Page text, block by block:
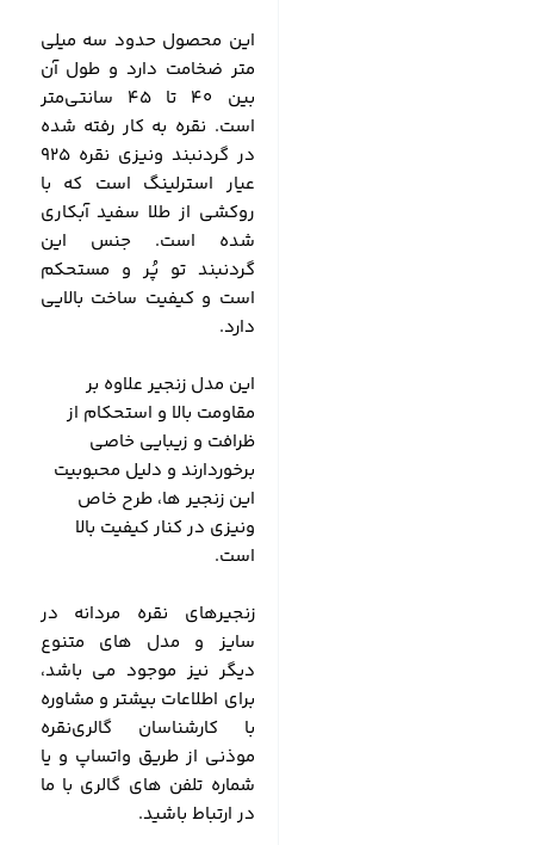
این محصول حدود سه میلی
متر ضخامت دارد و طول آن
بین 40 تا 45 سانتی‌متر
است. نقره به کار رفته شده
در گردنبند ونیزی نقره 925
عیار استرلینگ است که با
روکشی از طلا سفید آبکاری
شده است. جنس این
گردنبند تو پُر و مستحکم
است و کیفیت ساخت بالایی
دارد.
این مدل زنجیر علاوه بر
مقاومت بالا و استحکام از
ظرافت و زیبایی خاصی
برخوردارند و دلیل محبوبیت
این زنجیر ها، طرح خاص
ونیزی در کنار کیفیت بالا
است.
زنجیرهای نقره مردانه در
سایز و مدل های متنوع
دیگر نیز موجود می باشد،
برای اطلاعات بیشتر و مشاوره
با کارشناسان گالری‌نقره
موذنی از طریق واتساپ و یا
شماره تلفن های گالری با ما
در ارتباط باشید.